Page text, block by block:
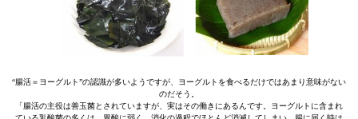
“腸活＝ヨーグルト”の認識が多いようですが、ヨーグルトを食べるだけではあまり意味がない
のだそう。
「腸活の主役は善玉菌とされていますが、実はその働きにあるんです。ヨーグルトに含まれ